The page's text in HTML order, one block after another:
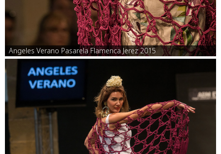
Angeles Verano Pasarela Flamenca Jerez 2015